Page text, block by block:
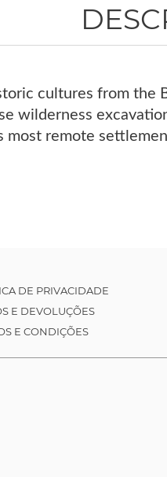
cultures from the
wilderness
most remote
DE PRIVACIDADE
E DEVOLUÇÕES
E CONDIÇÕES